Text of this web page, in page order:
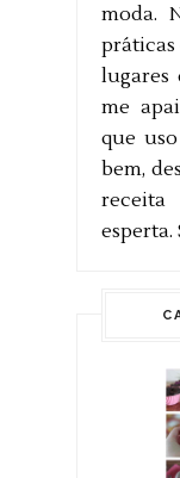
moda.
práticas
lugares
me
que
bem,
esperta.